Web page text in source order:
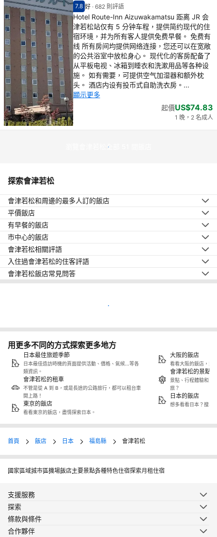
住客評分（滿分 10 分） 7.8
7.8
好 - 之前住客的感想, 682 則評語
好· 682 則評語
Hotel Route-Inn Aizuwakamatsu 距离 JR 会
津若松站仅有 5 分钟车程，提供简约现代的住
宿环境，并为所有客人提供免费早餐。 免费有
线 所有房间均提供网络连接，您还可以在宽敞
的公共浴室中放松身心。 现代化的客房配备了
从平板电视、冰箱到睡衣和洗漱用品等各种设
施。 如有需要，可提供空气加湿器和额外枕
头。 酒店内设有投币式自助洗衣房。...
顯示更多
起價US$74.83
1 晚，2 名成人
瀏覽會津若松全部 51 間飯店
探索會津若松
會津若松和周邊的最多人訂的飯店
平價飯店
有早餐的飯店
市中心的飯店
會津若松相關評語
入住過會津若松的住客評語
會津若松飯店常見問答
在地圖上顯示
用更多不同的方式探索更多地方
日本最佳旅遊季節
日本最佳造訪時機的頁面提供活動、價格、氣候...等各
類資訊。
會津若松的租車
不管是從 A 到 B，或是長途的公路旅行，都可以租台車
開上路！
東京的飯店
看看東京的飯店，盡情探索日本。
大阪的飯店
看看大阪的飯店，盡
會津若松的景點
景點、行程體驗和更
旅？
日本的飯店
想多看看日本？搜尋
首頁 飯店 日本 福島縣 會津若松
國家區域城市區機場飯店主要景點各種特色住宿探索月租住宿
支援服務
探索
條款與條件
合作夥伴